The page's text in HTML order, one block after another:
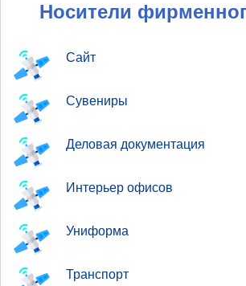
Носители
Сайт
Сувениры
Деловая документация
Интерьер офисов
Униформа
Транспорт